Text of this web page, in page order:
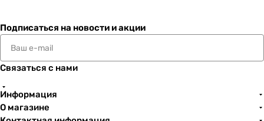
Подписаться на новости и акции
Связаться с нами
Информация
О магазине